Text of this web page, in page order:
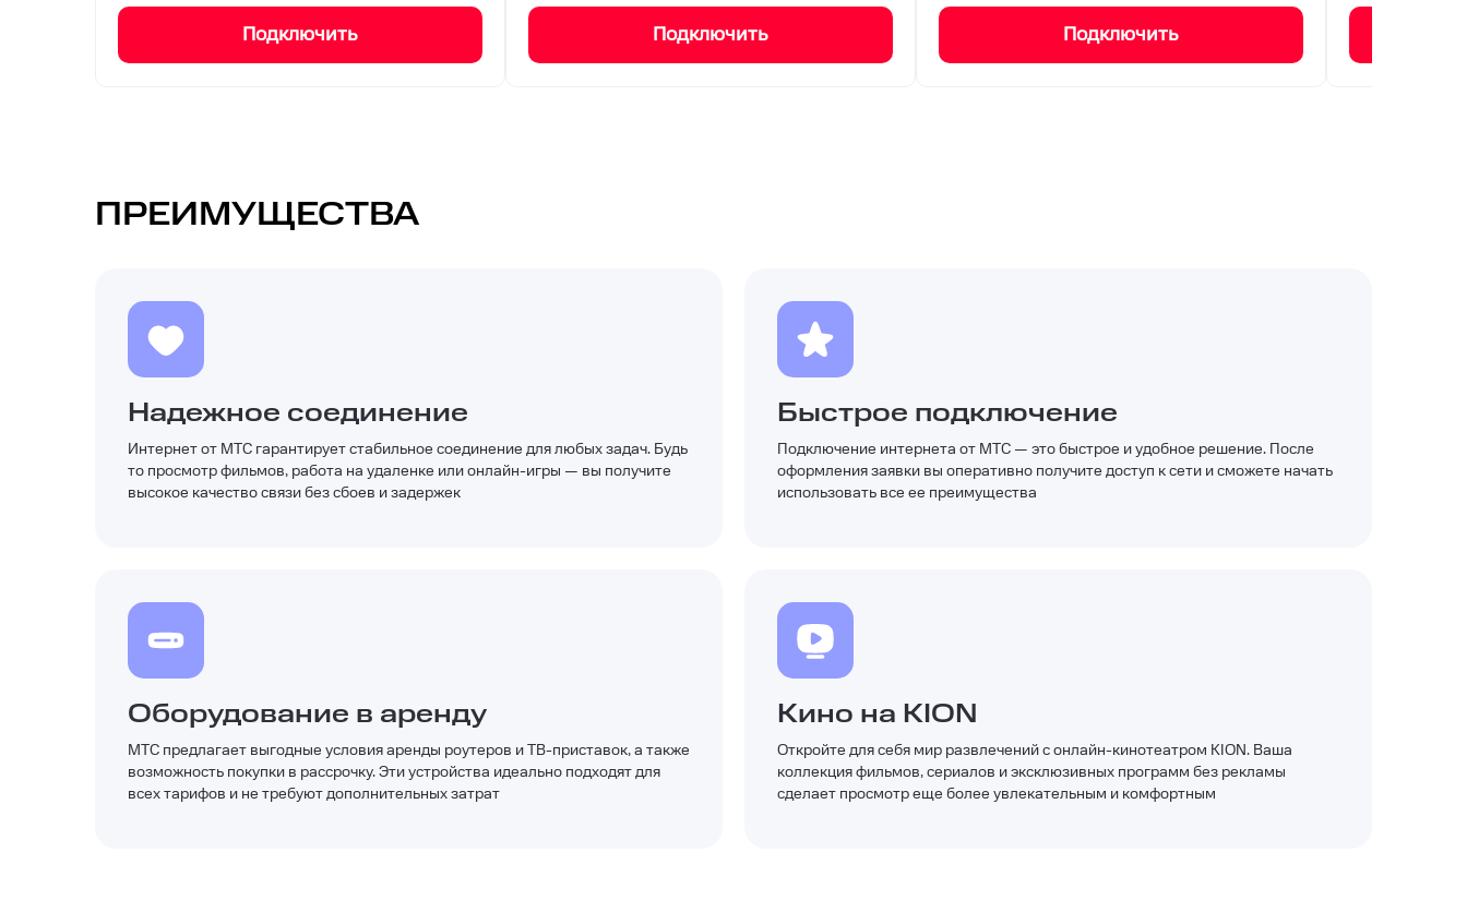
Подключить Подключить Подключить
ПРЕИМУЩЕСТВА
Надежное соединение
Интернет от МТС гарантирует стабильное соединение для любых задач. Будь
то просмотр фильмов, работа на удаленке или онлайн-игры — вы получите
высокое качество связи без сбоев и задержек
Быстрое подключение
Подключение интернета от МТС — это быстрое и удобное решение. После
оформления заявки вы оперативно получите доступ к сети и сможете начать
использовать все ее преимущества
Оборудование в аренду
МТС предлагает выгодные условия аренды роутеров и ТВ-приставок, а также
возможность покупки в рассрочку. Эти устройства идеально подходят для
всех тарифов и не требуют дополнительных затрат
Кино на KION
Откройте для себя мир развлечений с онлайн-кинотеатром KION. Ваша
коллекция фильмов, сериалов и эксклюзивных программ без рекламы
сделает просмотр еще более увлекательным и комфортным